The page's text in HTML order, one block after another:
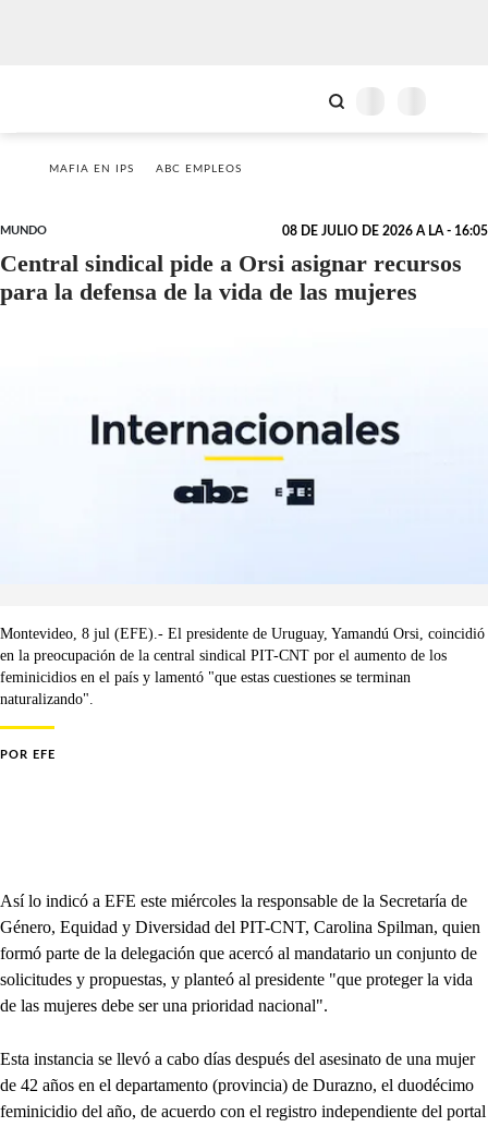
MAFIA EN IPS ABC EMPLEOS
MUNDO 08 DE JULIO DE 2026 A LA - 16:05
Central sindical pide a Orsi asignar recursos
para la defensa de la vida de las mujeres
Montevideo, 8 jul (EFE).- El presidente de Uruguay, Yamandú Orsi, coincidió
en la preocupación de la central sindical PIT-CNT por el aumento de los
feminicidios en el país y lamentó "que estas cuestiones se terminan
naturalizando".
POR EFE
Así lo indicó a EFE este miércoles la responsable de la Secretaría de
Género, Equidad y Diversidad del PIT-CNT, Carolina Spilman, quien
formó parte de la delegación que acercó al mandatario un conjunto de
solicitudes y propuestas, y planteó al presidente "que proteger la vida
de las mujeres debe ser una prioridad nacional".
Esta instancia se llevó a cabo días después del asesinato de una mujer
de 42 años en el departamento (provincia) de Durazno, el duodécimo
feminicidio del año, de acuerdo con el registro independiente del portal